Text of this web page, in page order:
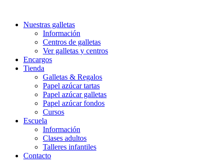
Nuestras galletas
Información
Centros de galletas
Ver galletas y centros
Encargos
Tienda
Galletas & Regalos
Papel azúcar tartas
Papel azúcar galletas
Papel azúcar fondos
Cursos
Escuela
Información
Clases adultos
Talleres infantiles
Contacto